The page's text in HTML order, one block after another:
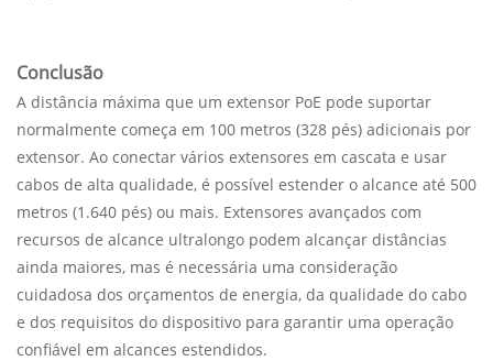
Conclusão
A distância máxima que um extensor PoE pode suportar
normalmente começa em 100 metros (328 pés) adicionais por
extensor. Ao conectar vários extensores em cascata e usar
cabos de alta qualidade, é possível estender o alcance até 500
metros (1.640 pés) ou mais. Extensores avançados com
recursos de alcance ultralongo podem alcançar distâncias
ainda maiores, mas é necessária uma consideração
cuidadosa dos orçamentos de energia, da qualidade do cabo
e dos requisitos do dispositivo para garantir uma operação
confiável em alcances estendidos.